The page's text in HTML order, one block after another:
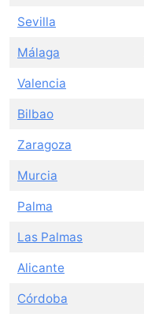
Sevilla
Málaga
Valencia
Bilbao
Zaragoza
Murcia
Palma
Las Palmas
Alicante
Córdoba